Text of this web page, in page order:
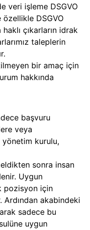
veri işleme DSGVO
DSGVO
çıkarların idrak
taleplerin
bir amaç için
hakkında
başvuru
veya
kurulu,
sonra insan
Uygun
pozisyon için
Ardından akabindeki
sadece bu
uygun